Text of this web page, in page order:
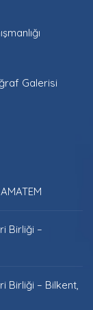
Galerisi
Birliği –
Birliği – Bilkent,